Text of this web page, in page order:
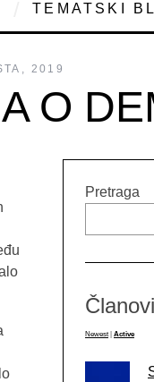
TEMATSKI
2019
O
Pretraga
Članovi
Newest Active